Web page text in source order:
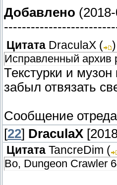
Добавлено
Цитата DraculaX (
)
Исправленный архив
Текстурки и
забыл отвязать
Сообщение
[22] DraculaX
Цитата TancreDim (
Во, Dungeon Crawler